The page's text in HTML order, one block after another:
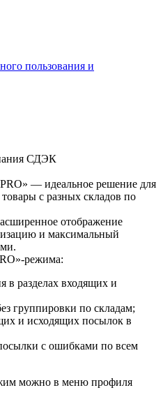
пользования и
СДЭК
— идеальное решение для
с разных складов по
отображение
и максимальный
режима:
в разделах входящих и
группировки по складам;
и исходящих посылок в
с ошибками по всем
можно в меню профиля